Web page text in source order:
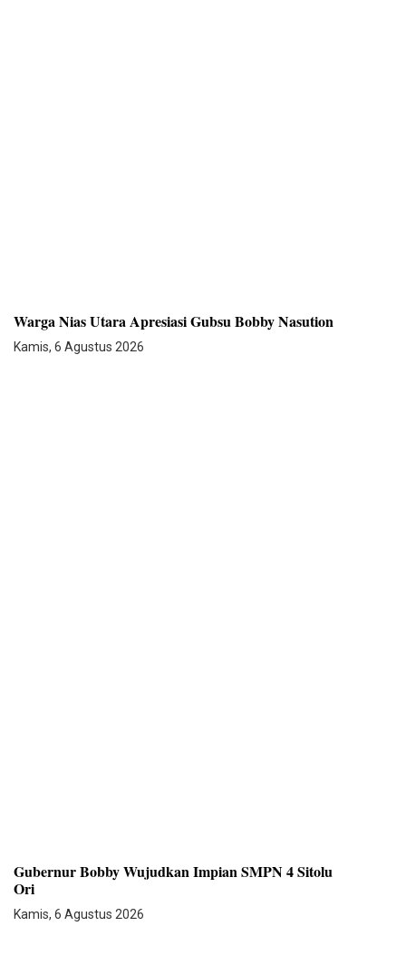
Warga Nias Utara Apresiasi Gubsu Bobby Nasution
Kamis, 6 Agustus 2026
Gubernur Bobby Wujudkan Impian SMPN 4 Sitolu
Ori
Kamis, 6 Agustus 2026